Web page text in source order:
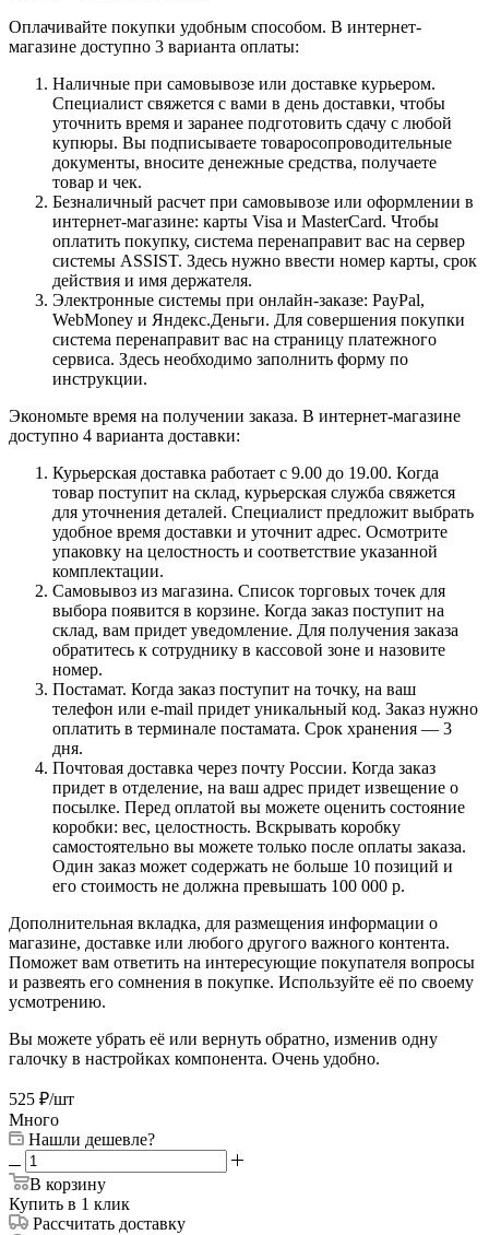
Оплачивайте покупки удобным способом. В интернет-
магазине доступно 3 варианта оплаты:
Наличные при самовывозе или доставке курьером.
Специалист свяжется с вами в день доставки, чтобы
уточнить время и заранее подготовить сдачу с любой
купюры. Вы подписываете товаросопроводительные
документы, вносите денежные средства, получаете
товар и чек.
Безналичный расчет при самовывозе или оформлении в
интернет-магазине: карты Visa и MasterCard. Чтобы
оплатить покупку, система перенаправит вас на сервер
системы ASSIST. Здесь нужно ввести номер карты, срок
действия и имя держателя.
Электронные системы при онлайн-заказе: PayPal,
WebMoney и Яндекс.Деньги. Для совершения покупки
система перенаправит вас на страницу платежного
сервиса. Здесь необходимо заполнить форму по
инструкции.
Экономьте время на получении заказа. В интернет-магазине
доступно 4 варианта доставки:
Курьерская доставка работает с 9.00 до 19.00. Когда
товар поступит на склад, курьерская служба свяжется
для уточнения деталей. Специалист предложит выбрать
удобное время доставки и уточнит адрес. Осмотрите
упаковку на целостность и соответствие указанной
комплектации.
Самовывоз из магазина. Список торговых точек для
выбора появится в корзине. Когда заказ поступит на
склад, вам придет уведомление. Для получения заказа
обратитесь к сотруднику в кассовой зоне и назовите
номер.
Постамат. Когда заказ поступит на точку, на ваш
телефон или e-mail придет уникальный код. Заказ нужно
оплатить в терминале постамата. Срок хранения — 3
дня.
Почтовая доставка через почту России. Когда заказ
придет в отделение, на ваш адрес придет извещение о
посылке. Перед оплатой вы можете оценить состояние
коробки: вес, целостность. Вскрывать коробку
самостоятельно вы можете только после оплаты заказа.
Один заказ может содержать не больше 10 позиций и
его стоимость не должна превышать 100 000 р.
Дополнительная вкладка, для размещения информации о
магазине, доставке или любого другого важного контента.
Поможет вам ответить на интересующие покупателя вопросы
и развеять его сомнения в покупке. Используйте её по своему
усмотрению.
Вы можете убрать её или вернуть обратно, изменив одну
галочку в настройках компонента. Очень удобно.
525 ₽/шт
Много
Нашли дешевле?
В корзину
Купить в 1 клик
Рассчитать доставку